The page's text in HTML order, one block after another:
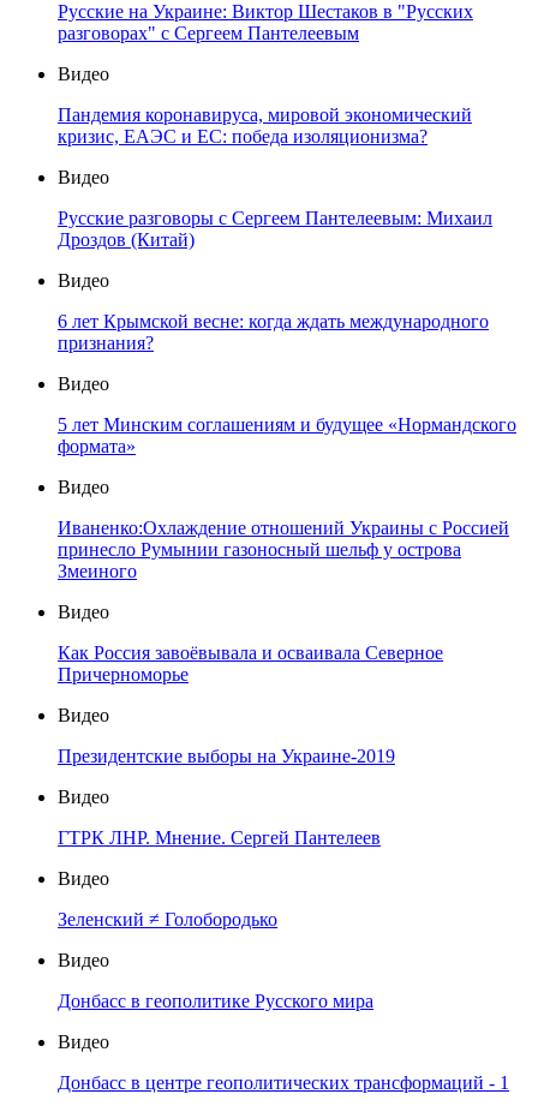
Русские на Украине: Виктор Шестаков в "Русских
разговорах" с Сергеем Пантелеевым
Видео
Пандемия коронавируса, мировой экономический
кризис, ЕАЭС и ЕС: победа изоляционизма?
Видео
Русские разговоры с Сергеем Пантелеевым: Михаил
Дроздов (Китай)
Видео
6 лет Крымской весне: когда ждать международного
признания?
Видео
5 лет Минским соглашениям и будущее «Нормандского
формата»
Видео
Иваненко:Охлаждение отношений Украины с Россией
принесло Румынии газоносный шельф у острова
Змеиного
Видео
Как Россия завоёвывала и осваивала Северное
Причерноморье
Видео
Президентские выборы на Украине-2019
Видео
ГТРК ЛНР. Мнение. Сергей Пантелеев
Видео
Зеленский ≠ Голобородько
Видео
Донбасс в геополитике Русского мира
Видео
Донбасс в центре геополитических трансформаций - 1